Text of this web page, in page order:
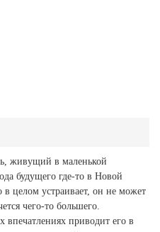
живущий в маленькой
будущего где-то в Новой
целом устраивает, он не может
чего-то большего.
приводит его в